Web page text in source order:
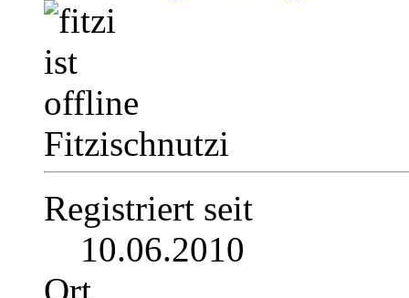
Fitzischnutzi
Registriert seit
10.06.2010